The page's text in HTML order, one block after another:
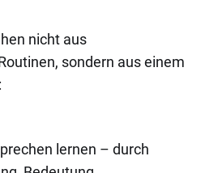
nicht aus
sondern aus einem
lernen – durch